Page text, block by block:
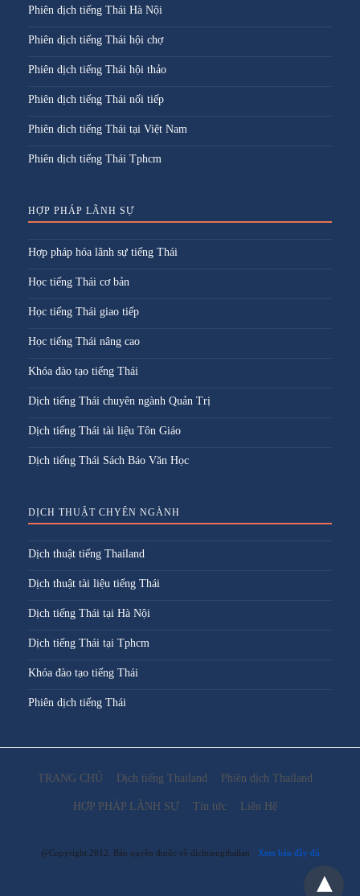
Phiên dịch tiếng Thái Hà Nội
Phiên dịch tiếng Thái hội chợ
Phiên dịch tiếng Thái hội thảo
Phiên dịch tiếng Thái nối tiếp
Phiên dich tiếng Thái tại Việt Nam
Phiên dịch tiếng Thái Tphcm
HỢP PHÁP LÃNH SỰ
Hợp pháp hóa lãnh sự tiếng Thái
Học tiếng Thái cơ bản
Học tiếng Thái giao tiếp
Học tiếng Thái nâng cao
Khóa đào tạo tiếng Thái
Dịch tiếng Thái chuyên ngành Quản Trị
Dịch tiếng Thái tài liệu Tôn Giáo
Dịch tiếng Thái Sách Báo Văn Học
DỊCH THUẬT CHYÊN NGÀNH
Dịch thuật tiếng Thailand
Dịch thuật tài liệu tiếng Thái
Dịch tiếng Thái tại Hà Nội
Dịch tiếng Thái tại Tphcm
Khóa đào tạo tiếng Thái
Phiên dịch tiếng Thái
TRANG CHỦ Dịch tiếng Thailand Phiên dịch Thailand
HỢP PHÁP LÃNH SỰ Tin tức Liên Hệ
@Copyright 2012. Bản quyền thuộc về dichtiengthailan Xem bản đầy đủ